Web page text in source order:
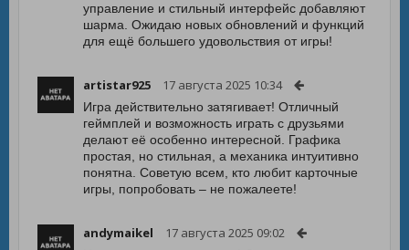
управление и стильный интерфейс добавляют
шарма. Ожидаю новых обновлений и функций
для ещё большего удовольствия от игры!
artistar925 17 августа 2025 10:34
Игра действительно затягивает! Отличный
геймплей и возможность играть с друзьями
делают её особенно интересной. Графика
простая, но стильная, а механика интуитивно
понятна. Советую всем, кто любит карточные
игры, попробовать – не пожалеете!
andymaikel 17 августа 2025 09:02